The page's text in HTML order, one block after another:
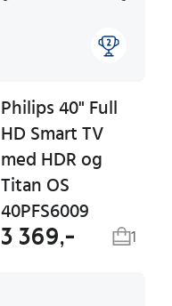
Philips 40" Full
HD Smart TV
med HDR og
Titan OS
40PFS6009
3 369,- 1